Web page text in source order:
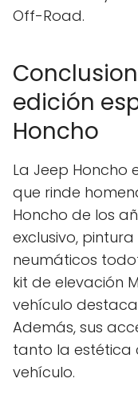
Off-Road.
edición
Honcho
La Jeep Honcho
que rinde
Honcho de los
exclusivo,
neumáticos
kit de elevación
vehículo
Además, sus
tanto la estética
vehículo.